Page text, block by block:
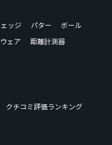
ッジ パター
ボール
ェア
距離計測器
クチコミ評価ランキング